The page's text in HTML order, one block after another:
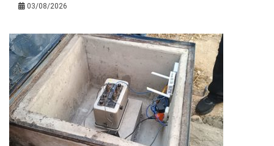
03/08/2026